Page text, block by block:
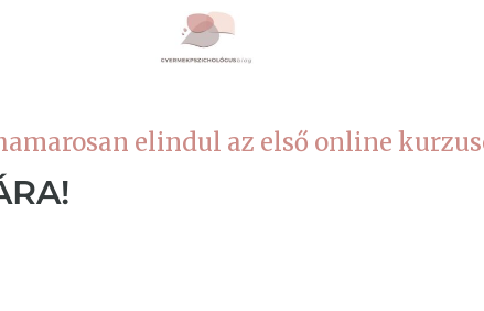
elindul az első online